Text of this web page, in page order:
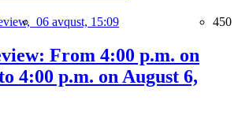
06 avqust, 15:09 450
From 4:00 p.m. on
4:00 p.m. on August 6,